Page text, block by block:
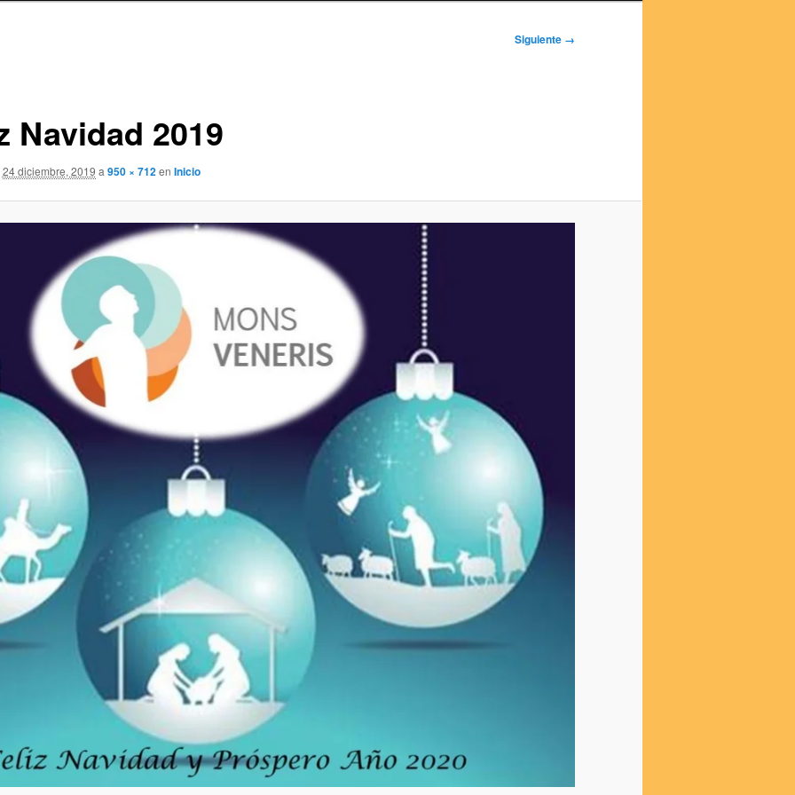
Siguiente →
Navidad 2019
24 diciembre, 2019 a 950 × 712en Inicio